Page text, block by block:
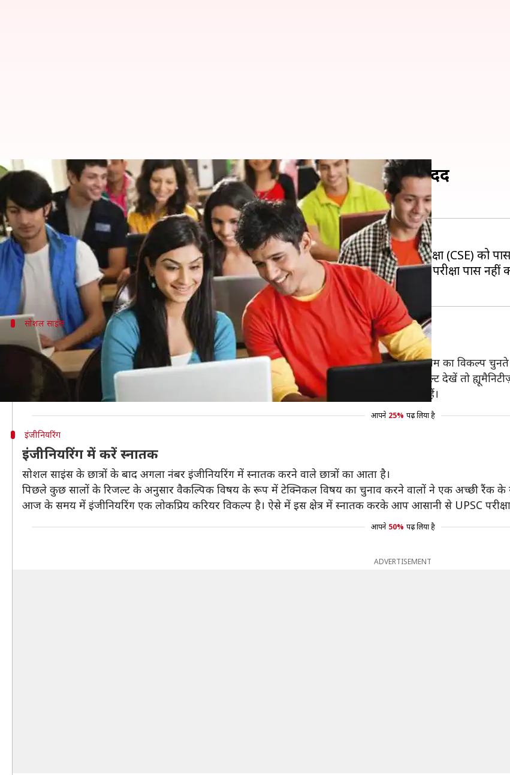
इन विषयों से स्नातक करने वाले को UPSC परीक्षा में मिलती है मदद
मोना दीक्षित May 04, 2020 03:47 pm
क्या है खबर?
देश के ज्यादातर युवाओं का सपना संघ लोक सेवा आयोग (UPSC) द्वारा आयोजित सिविल सेवा परीक्षा (CSE) को
जहां एक तरह कुछ लोग एक साल में परीक्षा पास कर लेते हैं, वहीं कई लोग सालों की मेहनत के बाद परीक्षा पास नहीं
सोशल साइंस
सोशल साइंस से करें ग्रेजुएशन
जैसा कि आपको पता होगा कि UPSC की परीक्षा देने के इच्छुक उम्मीदवर साइंस स्ट्रीम से ज्यादा आर्ट्स स्ट्रीम का विकल्प
वहीं आर्ट्स स्ट्रीम के तहत सोशल साइंस विषय को अधिक महत्व दिया जाता है। पिछले कुछ सालों का रिजल्ट देखें तो ह्यूमैनिटीज़
पहले की संख्या के अनुसार अभी कुछ कमी आई है, लेकिन वाकी विषयों की अपेक्षा इसके छात्र अच्छा करते हैं।
आपने 25% पढ़ लिया है
इंजीनियरिंग
इंजीनियरिंग में करें स्नातक
सोशल साइंस के छात्रों के बाद अगला नंबर इंजीनियरिंग में स्नातक करने वाले छात्रों का आता है।
पिछले कुछ सालों के रिजल्ट के अनुसार वैकल्पिक विषय के रूप में टेक्निकल विषय का चुनाव करने वालों ने एक अच्छी रैंक के
आज के समय में इंजीनियरिंग एक लोकप्रिय करियर विकल्प है। ऐसे में इस क्षेत्र में स्नातक करके आप आसानी से UPSC
आपने 50% पढ़ लिया है
ADVERTISEMENT